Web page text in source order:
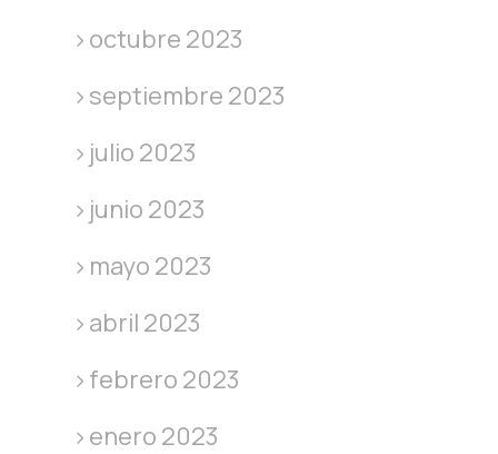
octubre 2023
septiembre 2023
julio 2023
junio 2023
mayo 2023
abril 2023
febrero 2023
enero 2023